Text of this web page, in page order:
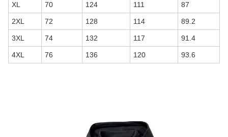
XL 70 124 111 87
2XL 72 128 114 89.2
3XL 74 132 117 91.4
4XL 76 136 120 93.6